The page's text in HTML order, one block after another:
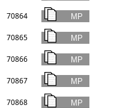
70864
70865
70866
70867
70868